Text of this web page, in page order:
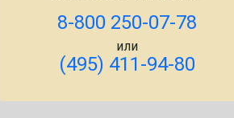
8-800 250-07-78
или
(495) 411-94-80